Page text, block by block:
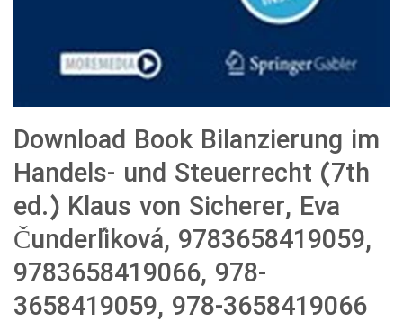
Download Book Bilanzierung im
Handels- und Steuerrecht (7th
ed.) Klaus von Sicherer, Eva
Čunderlíková, 9783658419059,
9783658419066, 978-
3658419059, 978-3658419066